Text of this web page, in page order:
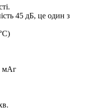
45 дБ, це один з
мАг